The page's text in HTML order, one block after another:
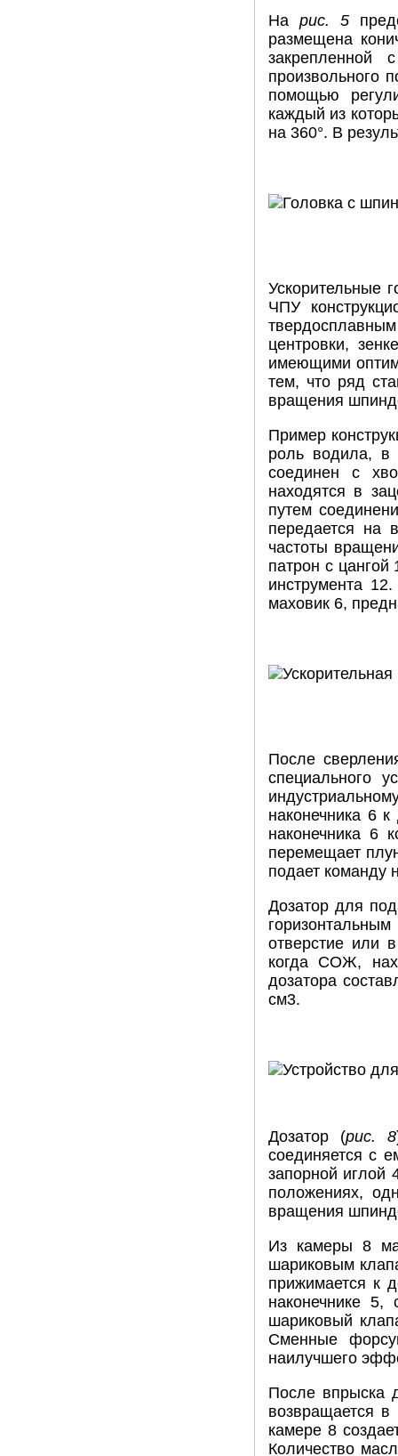
На рис. 5
размещена
произвольного
помощью
каждый из
на 360°. В
Ускорительные
ЧПУ
центровки,
имеющими
тем, что ряд
вращения
Пример
роль водила, в
соединен с
находятся в
путем
передается на
частоты
патрон с цангой
инструмента
маховик 6,
После
специального
наконечника 6
наконечника 6
перемещает
подает команду
Дозатор для
отверстие или
когда СОЖ,
дозатора
см3.
Дозатор (рис. 8
соединяется с
запорной иглой
положениях,
вращения
Из камеры 8
шариковым
прижимается к
наконечнике
шариковый
Сменные
наилучшего
После впрыска
возвращается
камере 8
Количество